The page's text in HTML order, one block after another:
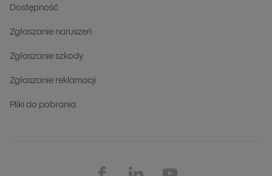
Dostępność
Zgłaszanie naruszeń
Zgłaszanie szkody
Zgłaszanie reklamacji
Pliki do pobrania